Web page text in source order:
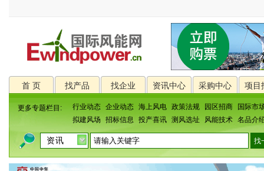
首 页 找产品 找企业 资讯中心 采购中心 项目
更多专题栏目: 行业动态 企业动态 海上风电 政策法规 园区招商
国际市
拟建风场
招标信息 投产喜讯 测风选址 风能技术 名品介